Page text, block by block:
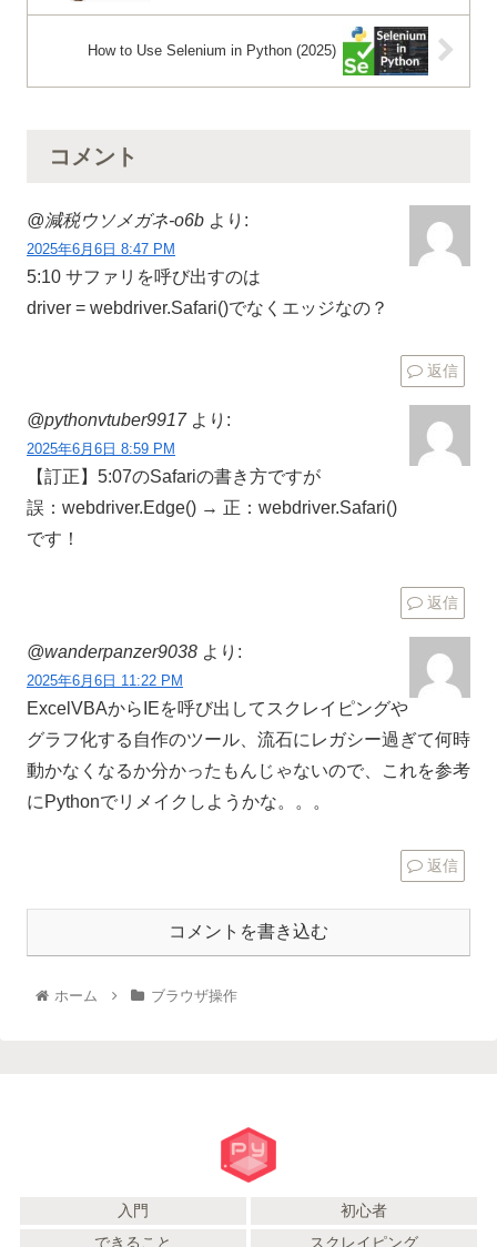
How to Use Selenium in Python (2025)
コメント
@減税ウソメガネ-o6b より:
2025年6月6日 8:47 PM
5:10 サファリを呼び出すのは
driver = webdriver.Safari()でなくエッジなの？
返信
@pythonvtuber9917 より:
2025年6月6日 8:59 PM
【訂正】5:07のSafariの書き方ですが
誤：webdriver.Edge() → 正：webdriver.Safari()
です！
返信
@wanderpanzer9038 より:
2025年6月6日 11:22 PM
ExcelVBAからIEを呼び出してスクレイピングや
グラフ化する自作のツール、流石にレガシー過ぎて何時
動かなくなるか分かったもんじゃないので、これを参考
にPythonでリメイクしようかな。。。
返信
コメントを書き込む
ホーム ブラウザ操作
入門
初心者
できること
スクレイピング